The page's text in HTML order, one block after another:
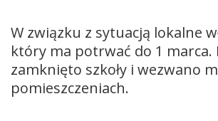
W związku z sytuacją lokalne
który ma potrwać do 1 marca.
zamknięto szkoły i wezwano
pomieszczeniach.